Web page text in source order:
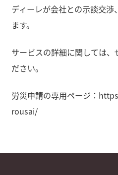
ディーレが会社との示談交
ます。
サービスの詳細に関しては、
ださい。
労災申請の専用ページ：
rousai/